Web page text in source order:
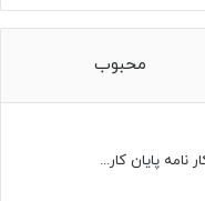
محبوب
نامه پایان کار...